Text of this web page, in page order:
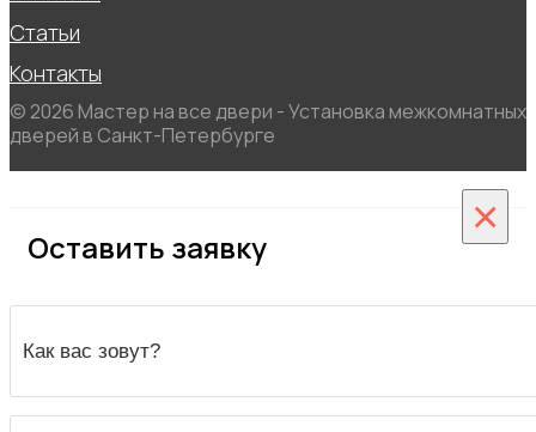
Статьи
Контакты
© 2026 Мастер на все двери - Установка межкомнатных
дверей в Санкт-Петербурге
×
Оставить заявку